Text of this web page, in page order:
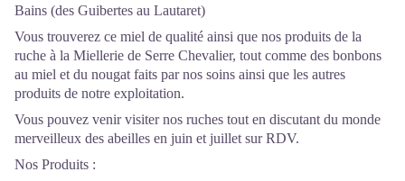
Bains (des Guibertes au Lautaret)
Vous trouverez ce miel de qualité ainsi que nos produits de la
ruche à la Miellerie de Serre Chevalier, tout comme des bonbons
au miel et du nougat faits par nos soins ainsi que les autres
produits de notre exploitation.
Vous pouvez venir visiter nos ruches tout en discutant du monde
merveilleux des abeilles en juin et juillet sur RDV.
Nos Produits :